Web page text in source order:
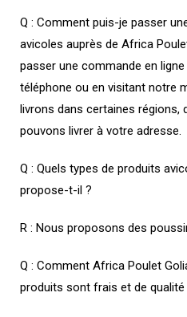
Q : Comment puis-je passer
avicoles auprès de Africa
passer une commande en
téléphone ou en visitant notre
livrons dans certaines régions,
pouvons livrer à votre adresse.
Q : Quels types de produits
propose-t-il ?
R : Nous proposons des
Q : Comment Africa Poulet
produits sont frais et de qualité